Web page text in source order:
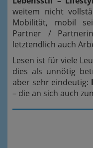
weitem nicht
Mobilität, mobil
Partner /
letztendlich auch
Lesen ist für viele
dies als unnötig
aber sehr eindeutig:
– die an sich auch